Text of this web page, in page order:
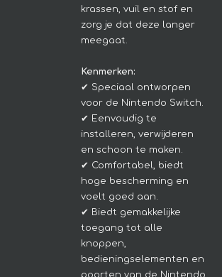
krassen, vuil en stof en
zorg je dat deze langer
meegaat.
Kenmerken:
✔ Speciaal ontworpen
voor de Nintendo Switch.
✔ Eenvoudig te
installeren, verwijderen
en schoon te maken.
✔ Comfortabel, biedt
hoge bescherming en
voelt goed aan.
✔ Biedt gemakkelijke
toegang tot alle
knoppen,
bedieningselementen en